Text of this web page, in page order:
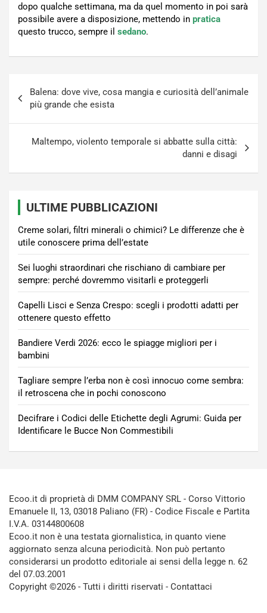
dopo qualche settimana, ma da quel momento in poi sarà
possibile avere a disposizione, mettendo in pratica
questo trucco, sempre il sedano.
articoli
Balena: dove vive, cosa mangia e curiosità dell’animale
più grande che esista
Maltempo, violento temporale si abbatte sulla città:
danni e disagi
ULTIME PUBBLICAZIONI
Creme solari, filtri minerali o chimici? Le differenze che è
utile conoscere prima dell’estate
Sei luoghi straordinari che rischiano di cambiare per
sempre: perché dovremmo visitarli e proteggerli
Capelli Lisci e Senza Crespo: scegli i prodotti adatti per
ottenere questo effetto
Bandiere Verdi 2026: ecco le spiagge migliori per i
bambini
Tagliare sempre l’erba non è così innocuo come sembra:
il retroscena che in pochi conoscono
Decifrare i Codici delle Etichette degli Agrumi: Guida per
Identificare le Bucce Non Commestibili
Ecoo.it di proprietà di DMM COMPANY SRL - Corso Vittorio
Emanuele II, 13, 03018 Paliano (FR) - Codice Fiscale e Partita
I.V.A. 03144800608
Ecoo.it non è una testata giornalistica, in quanto viene
aggiornato senza alcuna periodicità. Non può pertanto
considerarsi un prodotto editoriale ai sensi della legge n. 62
del 07.03.2001
Copyright ©2026 - Tutti i diritti riservati - Contattaci